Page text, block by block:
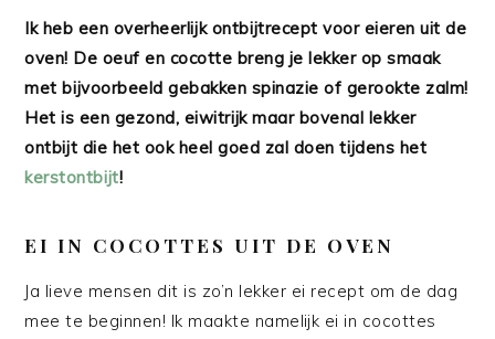
Ik heb een overheerlijk ontbijtrecept voor eieren uit de
oven! De oeuf en cocotte breng je lekker op smaak
met bijvoorbeeld gebakken spinazie of gerookte zalm!
Het is een gezond, eiwitrijk maar bovenal lekker
ontbijt die het ook heel goed zal doen tijdens het
kerstontbijt!
EI IN COCOTTES UIT DE OVEN
Ja lieve mensen dit is zo’n lekker ei recept om de dag
mee te beginnen! Ik maakte namelijk ei in cocottes